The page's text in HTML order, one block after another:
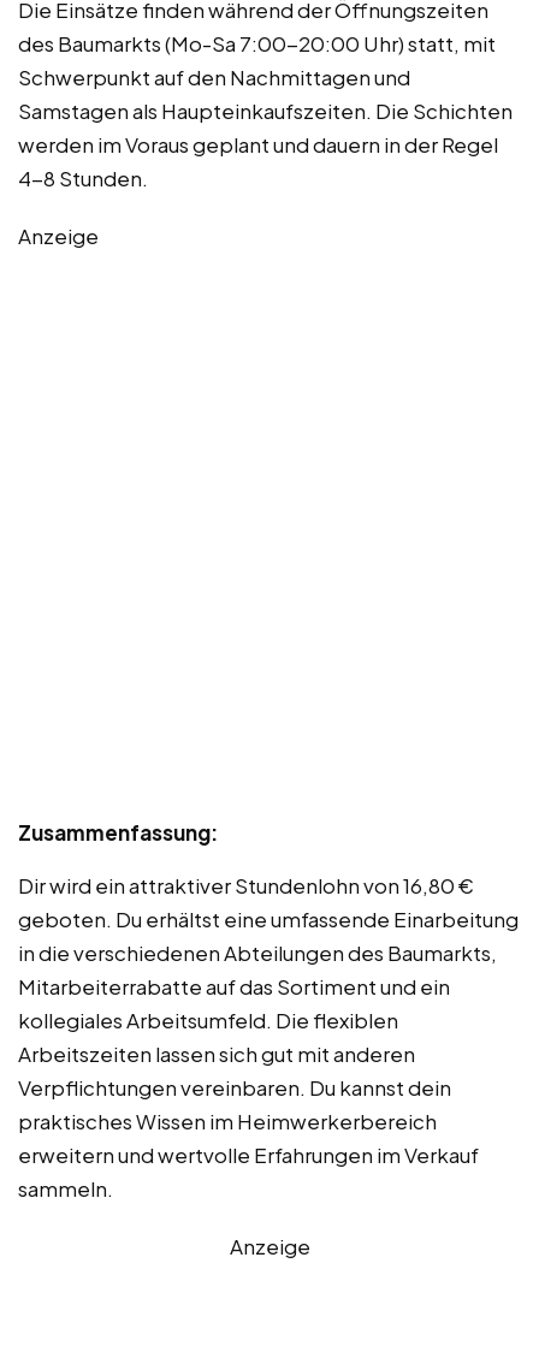
Die Einsätze finden während der Öffnungszeiten
des Baumarkts (Mo-Sa 7:00-20:00 Uhr) statt, mit
Schwerpunkt auf den Nachmittagen und
Samstagen als Haupteinkaufszeiten. Die Schichten
werden im Voraus geplant und dauern in der Regel
4-8 Stunden.
Anzeige
Zusammenfassung:
Dir wird ein attraktiver Stundenlohn von 16,80 €
geboten. Du erhältst eine umfassende Einarbeitung
in die verschiedenen Abteilungen des Baumarkts,
Mitarbeiterrabatte auf das Sortiment und ein
kollegiales Arbeitsumfeld. Die flexiblen
Arbeitszeiten lassen sich gut mit anderen
Verpflichtungen vereinbaren. Du kannst dein
praktisches Wissen im Heimwerkerbereich
erweitern und wertvolle Erfahrungen im Verkauf
sammeln.
Anzeige